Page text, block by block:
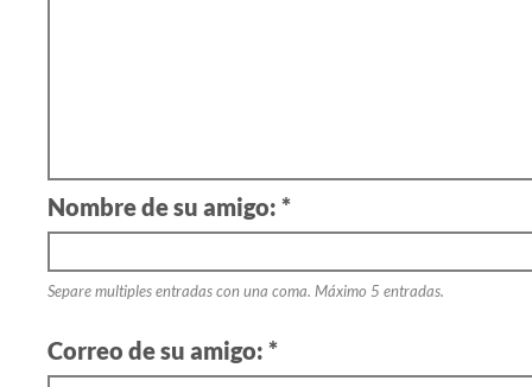
Nombre de su amigo: *
Separe multiples entradas con una coma. Máximo 5 entradas.
Correo de su amigo: *